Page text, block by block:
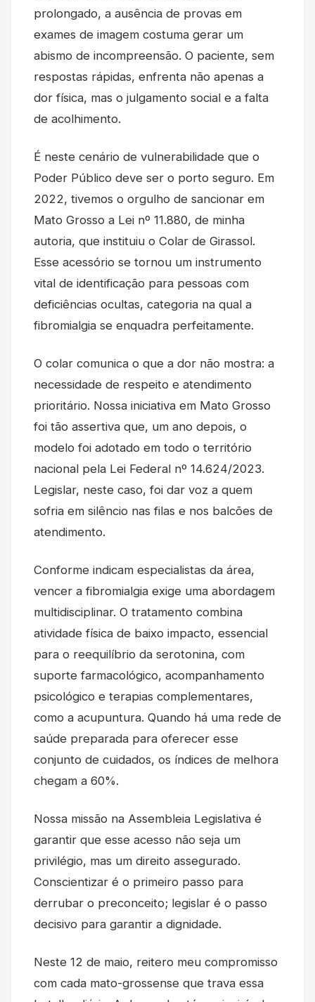
prolongado, a ausência de provas em
exames de imagem costuma gerar um
abismo de incompreensão. O paciente, sem
respostas rápidas, enfrenta não apenas a
dor física, mas o julgamento social e a falta
de acolhimento.
É neste cenário de vulnerabilidade que o
Poder Público deve ser o porto seguro. Em
2022, tivemos o orgulho de sancionar em
Mato Grosso a Lei nº 11.880, de minha
autoria, que instituiu o Colar de Girassol.
Esse acessório se tornou um instrumento
vital de identificação para pessoas com
deficiências ocultas, categoria na qual a
fibromialgia se enquadra perfeitamente.
O colar comunica o que a dor não mostra: a
necessidade de respeito e atendimento
prioritário. Nossa iniciativa em Mato Grosso
foi tão assertiva que, um ano depois, o
modelo foi adotado em todo o território
nacional pela Lei Federal nº 14.624/2023.
Legislar, neste caso, foi dar voz a quem
sofria em silêncio nas filas e nos balcões de
atendimento.
Conforme indicam especialistas da área,
vencer a fibromialgia exige uma abordagem
multidisciplinar. O tratamento combina
atividade física de baixo impacto, essencial
para o reequilíbrio da serotonina, com
suporte farmacológico, acompanhamento
psicológico e terapias complementares,
como a acupuntura. Quando há uma rede de
saúde preparada para oferecer esse
conjunto de cuidados, os índices de melhora
chegam a 60%.
Nossa missão na Assembleia Legislativa é
garantir que esse acesso não seja um
privilégio, mas um direito assegurado.
Conscientizar é o primeiro passo para
derrubar o preconceito; legislar é o passo
decisivo para garantir a dignidade.
Neste 12 de maio, reitero meu compromisso
com cada mato-grossense que trava essa